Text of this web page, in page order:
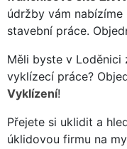
údržby vám
stavební práce.
Měli byste v Loděnici
vyklízecí práce?
Vyklízení!
Přejete si uklidit a
úklidovou firmu na